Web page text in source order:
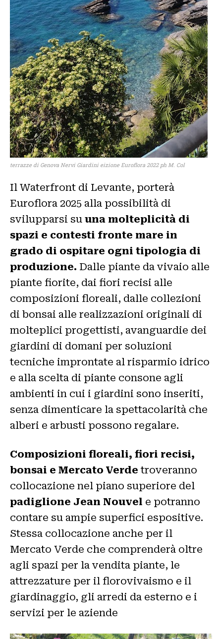
terrazze di Genova Nervi Giardini eizione Euroflora 2022 ph M. Col
Il Waterfront di Levante, porterà
Euroflora 2025 alla possibilità di
svilupparsi su una molteplicità di
spazi e contesti fronte mare in
grado di ospitare ogni tipologia di
produzione. Dalle piante da vivaio alle
piante fiorite, dai fiori recisi alle
composizioni floreali, dalle collezioni
di bonsai alle realizzazioni originali di
molteplici progettisti, avanguardie dei
giardini di domani per soluzioni
tecniche improntate al risparmio idrico
e alla scelta di piante consone agli
ambienti in cui i giardini sono inseriti,
senza dimenticare la spettacolarità che
alberi e arbusti possono regalare.
Composizioni floreali, fiori recisi,
bonsai e Mercato Verde troveranno
collocazione nel piano superiore del
padiglione Jean Nouvel e potranno
contare su ampie superfici espositive.
Stessa collocazione anche per il
Mercato Verde che comprenderà oltre
agli spazi per la vendita piante, le
attrezzature per il florovivaismo e il
giardinaggio, gli arredi da esterno e i
servizi per le aziende